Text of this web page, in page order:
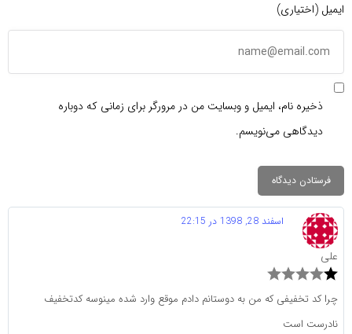
ایمیل (اختیاری)
ذخیره نام، ایمیل و وبسایت من در مرورگر برای زمانی که دوباره
دیدگاهی می‌نویسم.
علی
اسفند 28, 1398 در 22:15
چرا کد تخفیفی که من به دوستانم دادم موقع وارد شده مینوسه کدتخفیف
نادرست است